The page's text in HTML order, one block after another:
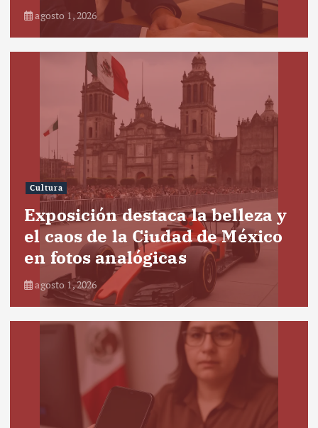
agosto 1, 2026
Cultura
Exposición destaca la belleza y
el caos de la Ciudad de México
en fotos analógicas
agosto 1, 2026